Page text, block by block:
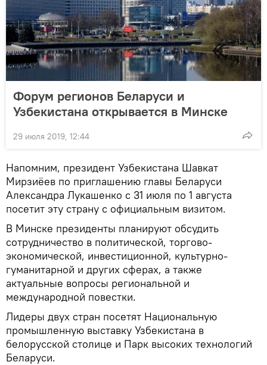
Форум регионов Беларуси и
Узбекистана открывается в Минске
29 июля 2019, 12:44
Напомним, президент Узбекистана Шавкат
Мирзиёев по приглашению главы Беларуси
Александра Лукашенко с 31 июля по 1 августа
посетит эту страну с официальным визитом.
В Минске президенты планируют обсудить
сотрудничество в политической, торгово-
экономической, инвестиционной, культурно-
гуманитарной и других сферах, а также
актуальные вопросы региональной и
международной повестки.
Лидеры двух стран посетят Национальную
промышленную выставку Узбекистана в
белорусской столице и Парк высоких технологий
Беларуси.